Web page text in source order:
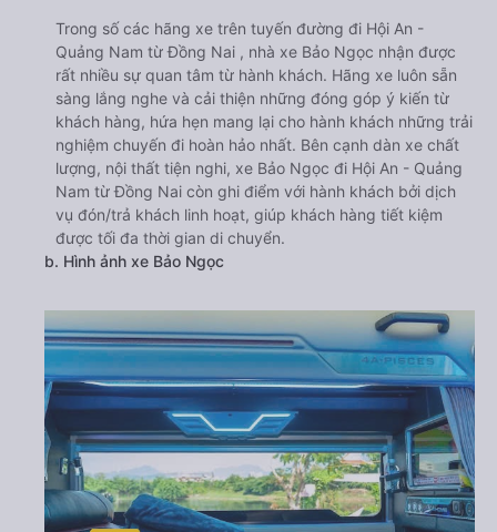
Trong số các hãng xe trên tuyến đường đi Hội An -
Quảng Nam từ Đồng Nai , nhà xe Bảo Ngọc nhận được
rất nhiều sự quan tâm từ hành khách. Hãng xe luôn sẵn
sàng lắng nghe và cải thiện những đóng góp ý kiến từ
khách hàng, hứa hẹn mang lại cho hành khách những trải
nghiệm chuyến đi hoàn hảo nhất. Bên cạnh dàn xe chất
lượng, nội thất tiện nghi, xe Bảo Ngọc đi Hội An - Quảng
Nam từ Đồng Nai còn ghi điểm với hành khách bởi dịch
vụ đón/trả khách linh hoạt, giúp khách hàng tiết kiệm
được tối đa thời gian di chuyển.
b. Hình ảnh xe Bảo Ngọc